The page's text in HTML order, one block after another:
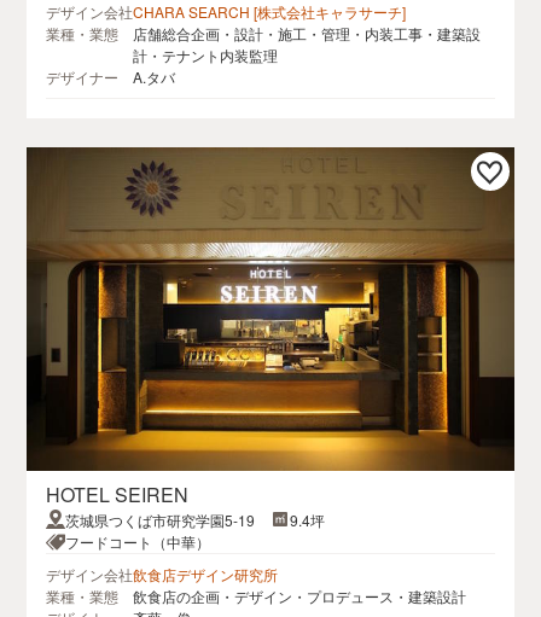
デザイン会社CHARA SEARCH [株式会社キャラサーチ]
業種・業態
店舗総合企画・設計・施工・管理・内装工事・建築設
計・テナント内装監理
デザイナー
A.タバ
HOTEL SEIREN
茨城県つくば市研究学園5-19
9.4坪
フードコート（中華）
デザイン会社飲食店デザイン研究所
業種・業態
飲食店の企画・デザイン・プロデュース・建築設計